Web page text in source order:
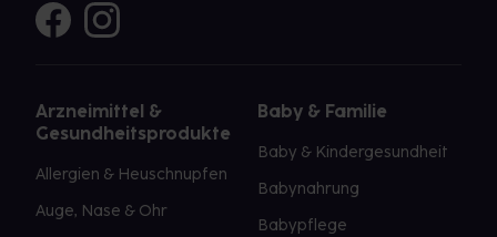
Arzneimittel &
Gesundheitsprodukte
Allergien & Heuschnupfen
Auge, Nase & Ohr
Baby & Familie
Baby & Kindergesundheit
Babynahrung
Babypflege